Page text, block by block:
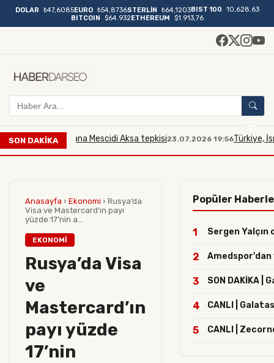
DOLAR ₺47,6085EURO ₺54,8736STERLİN ₺64,1203BIST 100
10,628.63
BITCOIN
$64.932ETHEREUM $1.913,76
SON DAKİKA
bakana Mescidi Aksa tepkisi23.07.2026 19:56Türkiye, İsrailli
Anasayfa › Ekonomi › Rusya’da
Visa ve Mastercard’ın payı
yüzde 17’nin a...
EKONOMI
Rusya’da Visa
ve
Mastercard’ın
payı yüzde
17’nin
Popüler
1 Sergen
2 Amedspor'dan
3 SON DAKİKA
4 CANLI |
5 CANLI |